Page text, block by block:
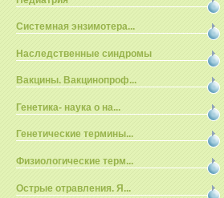
Системная энзимотера...
Наследственные синдромы
Вакцины. Вакцинопроф...
Генетика- наука о на...
Генетические термины...
Физиологические терм...
Острые отравления. Я...